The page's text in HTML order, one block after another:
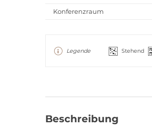
Konferenzraum
Legende Stehend
Beschreibung